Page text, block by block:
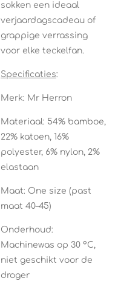
sokken een ideaal
verjaardagscadeau of
grappige verrassing
voor elke teckelfan.
Specificaties:
Merk: Mr Herron
Materiaal: 54% bamboe,
22% katoen, 16%
polyester, 6% nylon, 2%
elastaan
Maat: One size (past
maat 40–45)
Onderhoud:
Machinewas op 30 °C,
niet geschikt voor de
droger